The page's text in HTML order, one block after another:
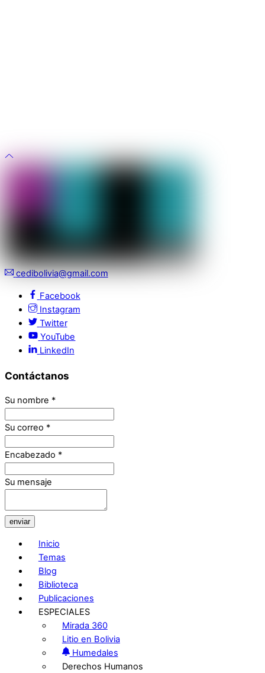
cedibolivia@gmail.com
Facebook
Instagram
Twitter
YouTube
LinkedIn
Contáctanos
Su nombre *
Su correo *
Encabezado *
Su mensaje
enviar
Inicio
Temas
Blog
Biblioteca
Publicaciones
ESPECIALES
Mirada 360
Litio en Bolivia
Humedales
Derechos Humanos